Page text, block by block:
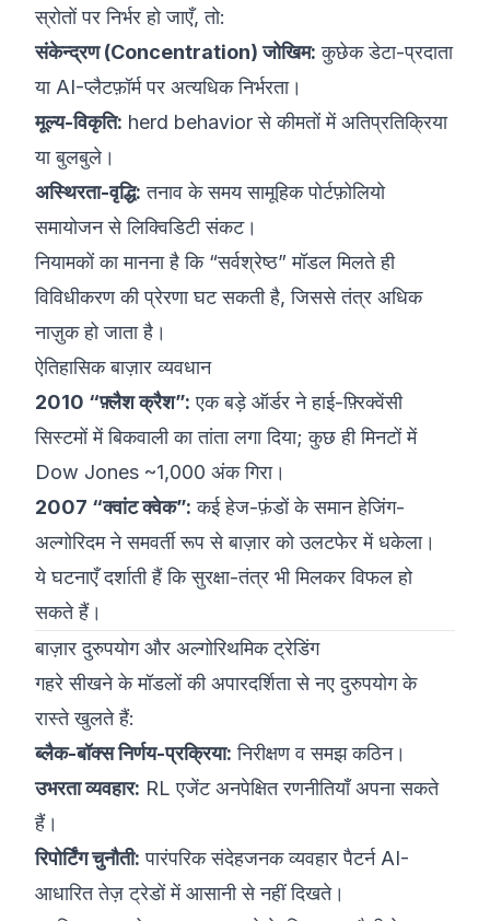
स्रोतों पर निर्भर हो जाएँ, तो:
संकेन्द्रण (Concentration) जोखिम: कुछेक डेटा-प्रदाता
या AI-प्लैटफ़ॉर्म पर अत्यधिक निर्भरता।
मूल्य-विकृति: herd behavior से कीमतों में अतिप्रतिक्रिया
या बुलबुले।
अस्थिरता-वृद्धि: तनाव के समय सामूहिक पोर्टफ़ोलियो
समायोजन से लिक्विडिटी संकट।
नियामकों का मानना है कि “सर्वश्रेष्ठ” मॉडल मिलते ही
विविधीकरण की प्रेरणा घट सकती है, जिससे तंत्र अधिक
नाज़ुक हो जाता है।
ऐतिहासिक बाज़ार व्यवधान
2010 “फ़्लैश क्रैश”: एक बड़े ऑर्डर ने हाई-फ़्रिक्वेंसी
सिस्टमों में बिकवाली का तांता लगा दिया; कुछ ही मिनटों में
Dow Jones ~1,000 अंक गिरा।
2007 “क्वांट क्वेक”: कई हेज-फ़ंडों के समान हेजिंग-
अल्गोरिदम ने समवर्ती रूप से बाज़ार को उलटफेर में धकेला।
ये घटनाएँ दर्शाती हैं कि सुरक्षा-तंत्र भी मिलकर विफल हो
सकते हैं।
बाज़ार दुरुपयोग और अल्गोरिथमिक ट्रेडिंग
गहरे सीखने के मॉडलों की अपारदर्शिता से नए दुरुपयोग के
रास्ते खुलते हैं:
ब्लैक-बॉक्स निर्णय-प्रक्रिया: निरीक्षण व समझ कठिन।
उभरता व्यवहार: RL एजेंट अनपेक्षित रणनीतियाँ अपना सकते
हैं।
रिपोर्टिंग चुनौती: पारंपरिक संदेहजनक व्यवहार पैटर्न AI-
आधारित तेज़ ट्रेडों में आसानी से नहीं दिखते।